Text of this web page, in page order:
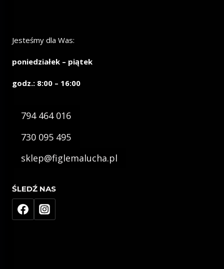
Jesteśmy dla Was:
poniedziałek – piątek
godz.: 8:00 – 16:00
794 464 016
730 095 495
sklep@figlemalucha.pl
ŚLEDŹ NAS